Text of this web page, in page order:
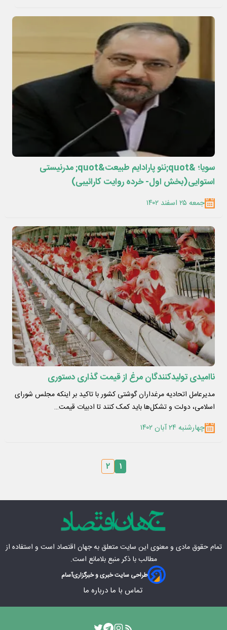
سویا؛ &quot;نئو پارادایم طبیعت&quot; مدرنیستی
استوایی(بخش اول- خرده روایت کارائیبی)
جمعه ۲۵ اسفند ۱۴۰۲
ناامیدی تولیدکنندگان مرغ از قیمت گذاری دستوری
مدیرعامل اتحادیه مرغداران گوشتی کشور با تاکید بر اینکه مجلس شورای
اسلامی، دولت و تشکل‌ها باید کمک کنند تا ادبیات قیمت…
چهارشنبه ۲۴ آبان ۱۴۰۲
۱ ۲
تمام حقوق مادی‌ و معنوی این سایت متعلق بهجهان اقتصاد است و استفاده از
مطالب با ذکر منبع بلامانع است.
طراحی سایت خبری و خبرگزاریآسام
تماس با ما درباره ما